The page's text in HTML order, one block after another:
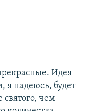
Идея
я надеюсь, будет
святого, чем